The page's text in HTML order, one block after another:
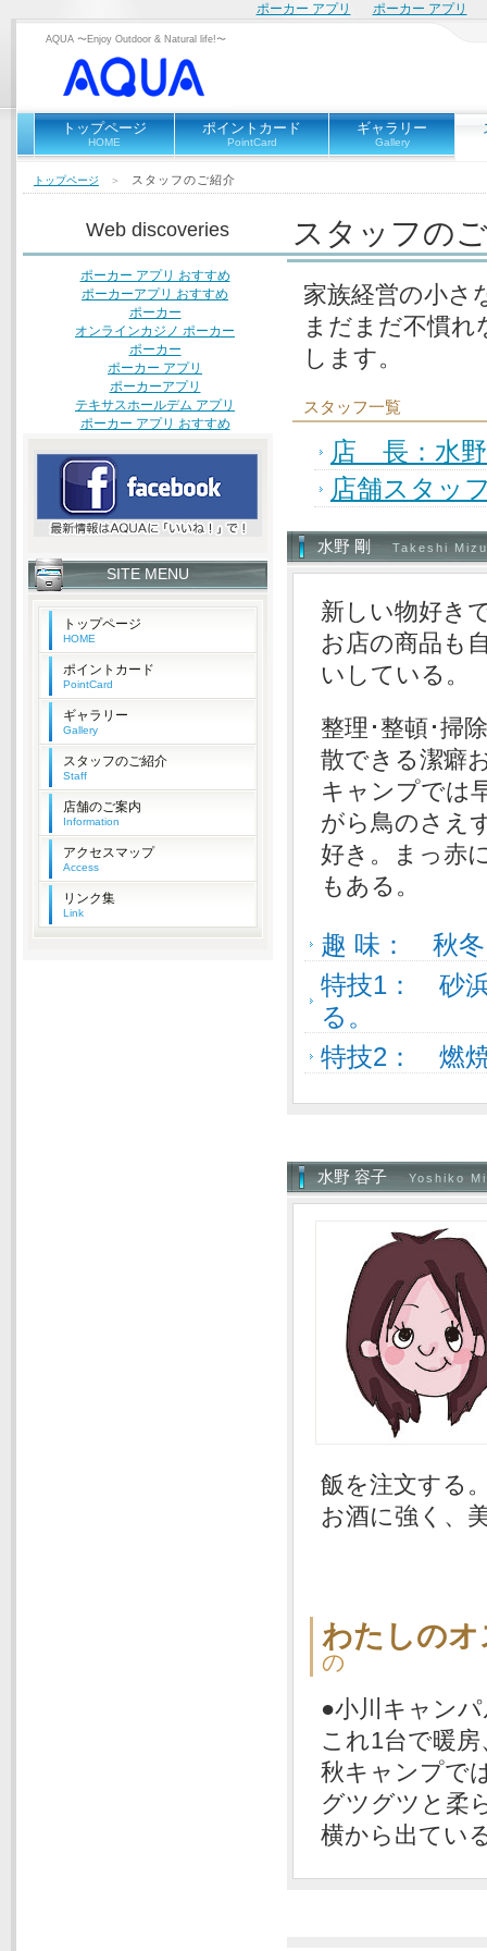
ポーカー アプリ ポーカー アプリ
AQUA 〜Enjoy Outdoor & Natural life!〜
トップページ
HOME
ポイントカード
PointCard
ギャラリー
Gallery
トップページ ＞ スタッフのご紹介
スタッフの
家族経営の小さ
まだまだ不慣
します。
スタッフ一覧
店 長：水
店舗スタッ
水野 剛 Takeshi
新しい物好き
お店の商品も
いしている。
整理･整頓･掃
散できる潔癖
キャンプでは
がら鳥のさえ
好き。まっ赤
もある。
趣 味： 秋冬
特技1： 砂
る。
特技2： 燃
水野 容子 Yoshiko
飯を注文する
お酒に強く、
わたしの
の
●小川キャン
これ1台で暖
秋キャンプで
グツグツと柔
横から出てい
Web discoveries
ポーカー アプリ おすすめ
ポーカーアプリ おすすめ
ポーカー
オンラインカジノ ポーカー
ポーカー
ポーカー アプリ
ポーカーアプリ
テキサスホールデム アプリ
ポーカー アプリ おすすめ
SITE MENU
トップページ
HOME
ポイントカード
PointCard
ギャラリー
Gallery
スタッフのご紹介
Staff
店舗のご案内
Information
アクセスマップ
Access
リンク集
Link